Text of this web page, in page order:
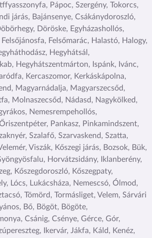
Pápoc, Szergény, Tokorcs,
járás, Bajánsenye, Csákánydoroszló,
Döröske, Egyházashollós,
Felsőjánosfa, Felsőmarác, Halastó, Halogy,
Hegyhátsál,
Hegyhátszentmárton, Ispánk, Ivánc,
Kercaszomor, Kerkáskápolna,
Magyarnádalja, Magyarszecsőd,
Molnaszecsőd, Nádasd, Nagykölked,
Nemesrempehollós,
Pankasz, Pinkamindszent,
Szalafő, Szarvaskend, Szatta,
Viszák, Kőszegi járás, Bozsok, Bük,
Horvátzsidány, Iklanberény,
Kőszegdoroszló, Kőszegpaty,
Lócs, Lukácsháza, Nemescsó, Ólmod,
Tömörd, Tormásliget, Velem, Sárvári
Bő, Bögöt, Bögöte,
Csánig, Csénye, Gérce, Gór,
Ikervár, Jákfa, Káld, Kenéz,